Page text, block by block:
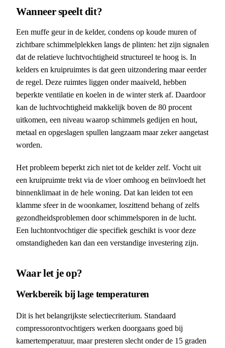
Wanneer speelt dit?
Een muffe geur in de kelder, condens op koude muren of
zichtbare schimmelplekken langs de plinten: het zijn signalen
dat de relatieve luchtvochtigheid structureel te hoog is. In
kelders en kruipruimtes is dat geen uitzondering maar eerder
de regel. Deze ruimtes liggen onder maaiveld, hebben
beperkte ventilatie en koelen in de winter sterk af. Daardoor
kan de luchtvochtigheid makkelijk boven de 80 procent
uitkomen, een niveau waarop schimmels gedijen en hout,
metaal en opgeslagen spullen langzaam maar zeker aangetast
worden.
Het probleem beperkt zich niet tot de kelder zelf. Vocht uit
een kruipruimte trekt via de vloer omhoog en beïnvloedt het
binnenklimaat in de hele woning. Dat kan leiden tot een
klamme sfeer in de woonkamer, loszittend behang of zelfs
gezondheidsproblemen door schimmelsporen in de lucht.
Een luchtontvochtiger die specifiek geschikt is voor deze
omstandigheden kan dan een verstandige investering zijn.
Waar let je op?
Werkbereik bij lage temperaturen
Dit is het belangrijkste selectiecriterium. Standaard
compressorontvochtigers werken doorgaans goed bij
kamertemperatuur, maar presteren slecht onder de 15 graden